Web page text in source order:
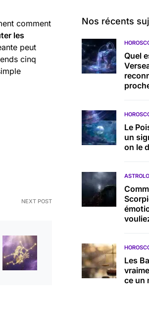
comment
les
peut
cinq
NEXT POST
Nos récents
Quel
Le
un
on le
Les
ce un